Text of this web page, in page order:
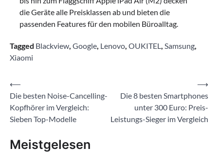
die Geräte alle Preisklassen ab und bieten die
passenden Features für den mobilen Büroalltag.
Tagged Blackview Google Lenovo OUKITEL Samsung
Xiaomi
Beitragsnavigation
⟵
Die besten Noise-Cancelling-
Kopfhörer im Vergleich:
Sieben Top-Modelle
Die 8 besten Smartphones
unter 300 Euro: Preis-
Leistungs-Sieger im Vergleich
⟶
Meistgelesen